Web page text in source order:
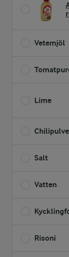
Vetemjöl
Lime
Salt
Vatten
Risoni